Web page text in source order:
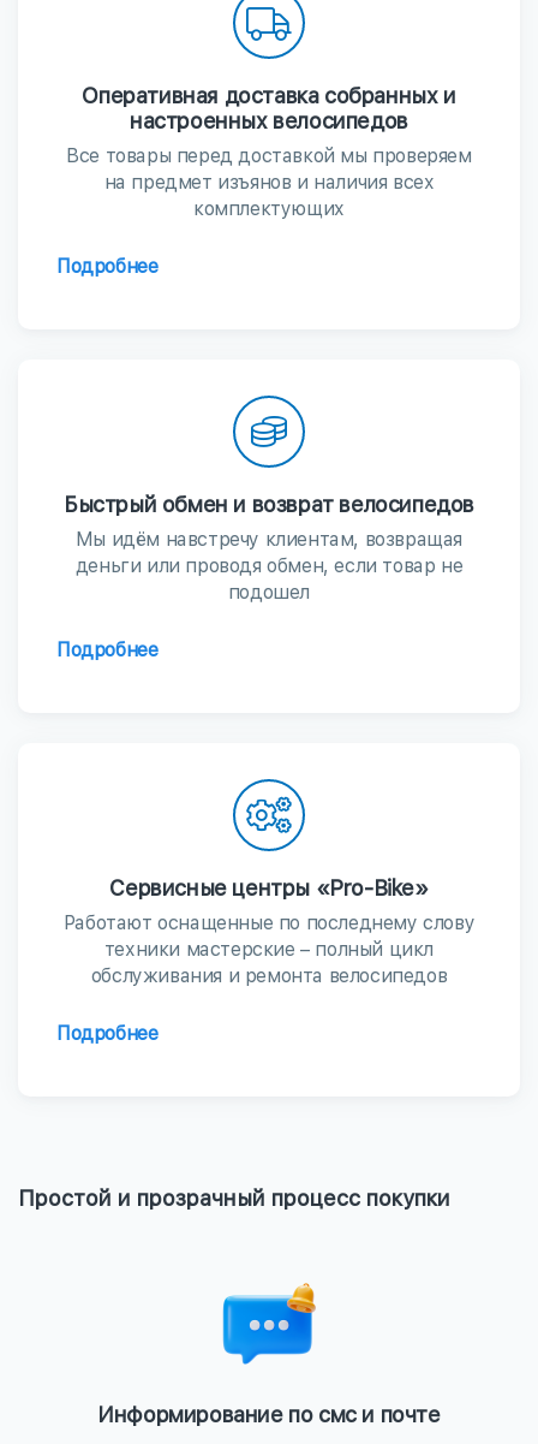
Оперативная доставка собранных и
настроенных велосипедов
Все товары перед доставкой мы проверяем
на предмет изъянов и наличия всех
комплектующих
Подробнее
Быстрый обмен и возврат велосипедов
Мы идём навстречу клиентам, возвращая
деньги или проводя обмен, если товар не
подошел
Подробнее
Сервисные центры «Pro-Bike»
Работают оснащенные по последнему слову
техники мастерские – полный цикл
обслуживания и ремонта велосипедов
Подробнее
Простой и прозрачный процесс покупки
Информирование по смс и почте